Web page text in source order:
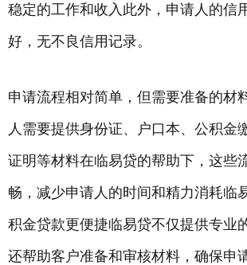
稳定的工作和收入此外，申请人的信
好，无不良信用记录。
申请流程相对简单，但需要准备的材
人需要提供身份证、户口本、公积金
证明等材料在临易贷的帮助下，这些
畅，减少申请人的时间和精力消耗临
积金贷款更便捷临易贷不仅提供专业
还帮助客户准备和审核材料，确保申